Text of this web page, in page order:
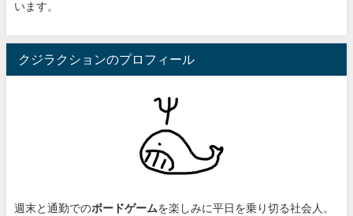
います。
クジラクションのプロフィール
週末と通勤でのボードゲームを楽しみに平日を乗り切る社会人。